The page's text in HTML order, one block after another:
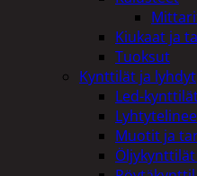
Kiukaat ja
Tuoksut
Kynttilät ja lyhdyt
Led-
Muotit ja